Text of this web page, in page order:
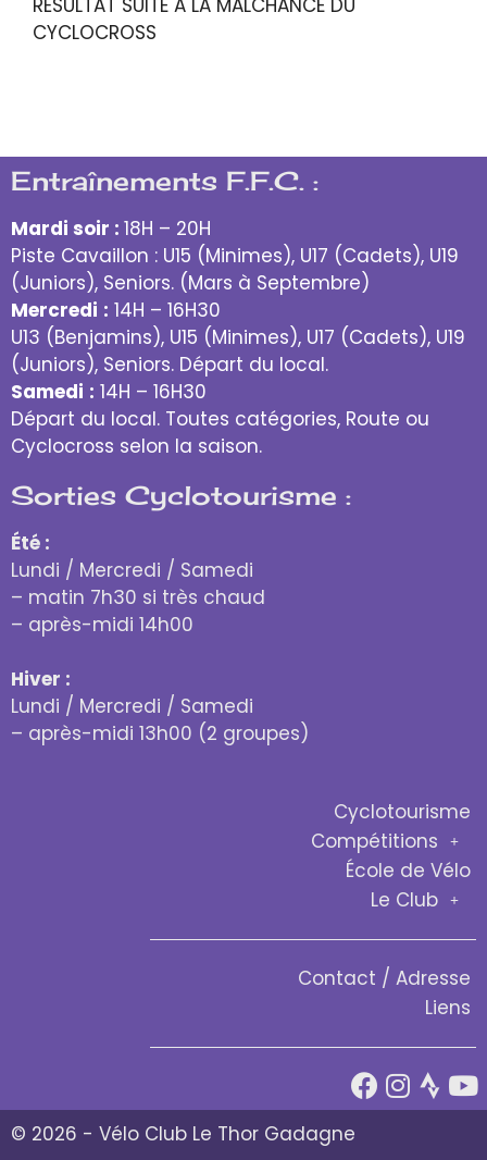
RÉSULTAT SUITE A LA MALCHANCE DU
CYCLOCROSS
Entraînements F.F.C. :
Mardi soir : 18H – 20H
Piste Cavaillon : U15 (Minimes), U17 (Cadets), U19
(Juniors), Seniors. (Mars à Septembre)
Mercredi : 14H – 16H30
U13 (Benjamins), U15 (Minimes), U17 (Cadets), U19
(Juniors), Seniors. Départ du local.
Samedi : 14H – 16H30
Départ du local. Toutes catégories, Route ou
Cyclocross selon la saison.
Sorties Cyclotourisme :
Été :
Lundi / Mercredi / Samedi
– matin 7h30 si très chaud
– après-midi 14h00
Hiver :
Lundi / Mercredi / Samedi
– après-midi 13h00 (2 groupes)
Cyclotourisme
Compétitions
École de Vélo
Le Club
Contact / Adresse
Liens
© 2026 - Vélo Club Le Thor Gadagne